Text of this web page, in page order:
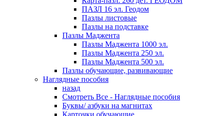
ПАЗЛ 16 эл. Геодом
Пазлы листовые
Пазлы на подставке
Пазлы Маджента
Пазлы Маджента 1000 эл.
Пазлы Маджента 250 эл.
Пазлы Маджента 500 эл.
Пазлы обучающие, развивающие
Наглядные пособия
назад
Смотреть Все - Наглядные пособия
Буквы/ азбуки на магнитах
Карточки обучающие